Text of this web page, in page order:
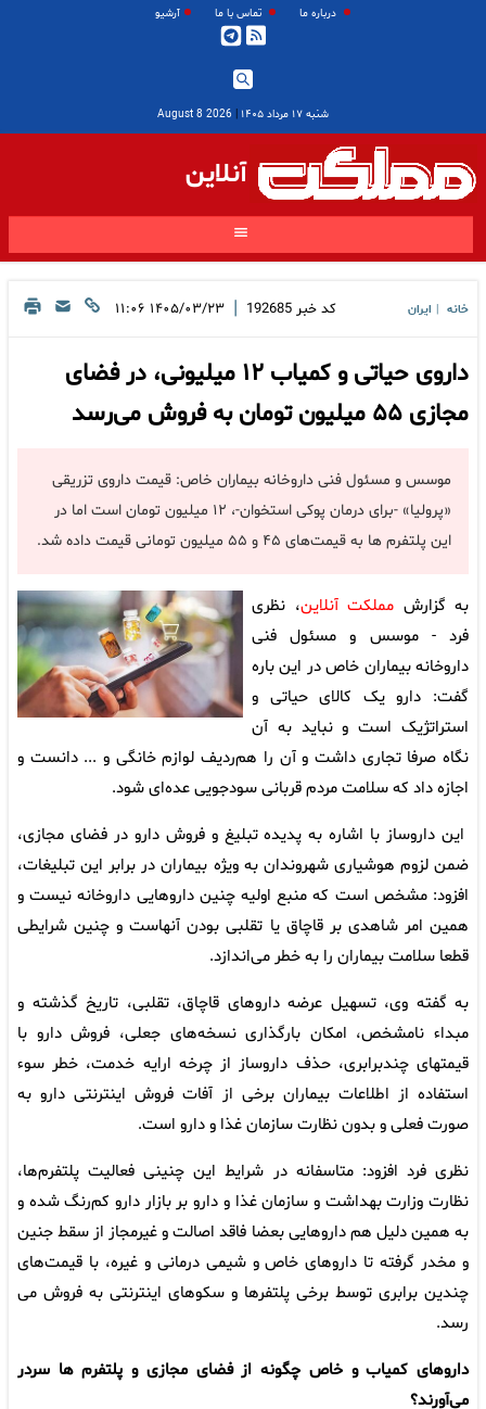
درباره ما تماس با ما آرشیو
شنبه ۱۷ مرداد ۱۴۰۵ |
2026 August 8
آنلاین
خانه ایران کد خبر 192685
| ۱۴۰۵/۰۳/۲۳ ۱۱:۰۶
داروی حیاتی و کمیاب ۱۲ میلیونی، در فضای
مجازی ۵۵ میلیون تومان به فروش می‌رسد
موسس و مسئول فنی داروخانه بیماران خاص: قیمت داروی تزریقی
«پرولیا» -برای درمان پوکی استخوان-، ۱۲ میلیون تومان است اما در
این پلتفرم ها به قیمت‌های ۴۵ و ۵۵ میلیون تومانی قیمت داده شد.
به گزارش مملکت آنلاین، نظری
فرد - موسس و مسئول فنی
داروخانه بیماران خاص در این باره
گفت: دارو یک کالای حیاتی و
استراتژیک است و نباید به آن
نگاه صرفا تجاری داشت و آن را هم‌ردیف لوازم خانگی و ... دانست و
اجازه داد که سلامت مردم قربانی سودجویی عده‌ای شود.
این داروساز با اشاره به پدیده تبلیغ و فروش دارو در فضای مجازی،
ضمن لزوم هوشیاری شهروندان به ویژه بیماران در برابر این تبلیغات،
افزود: مشخص است که منبع اولیه چنین داروهایی داروخانه نیست و
همین امر شاهدی بر قاچاق یا تقلبی بودن آنهاست و چنین شرایطی
قطعا سلامت بیماران را به خطر می‌اندازد.
به گفته وی، تسهیل عرضه داروهای قاچاق، تقلبی، تاریخ گذشته و
مبداء نامشخص، امکان بارگذاری نسخه‌های جعلی، فروش دارو با
قیمتهای چندبرابری، حذف داروساز از چرخه ارایه خدمت، خطر سوء
استفاده از اطلاعات بیماران برخی از آفات فروش اینترنتی دارو به
صورت فعلی و بدون نظارت سازمان غذا و دارو است.
نظری فرد افزود: متاسفانه در شرایط این چنینی فعالیت پلتفرم‌ها،
نظارت وزارت بهداشت و سازمان غذا و دارو بر بازار دارو کم‌رنگ شده و
به همین دلیل هم داروهایی بعضا فاقد اصالت و غیرمجاز از سقط جنین
و مخدر گرفته تا داروهای خاص و شیمی درمانی و غیره، با قیمت‌های
چندین برابری توسط برخی پلتفرها و سکوهای اینترنتی به فروش می
رسد.
داروهای کمیاب و خاص چگونه از فضای مجازی و پلتفرم ها سردر
می‌آورند؟